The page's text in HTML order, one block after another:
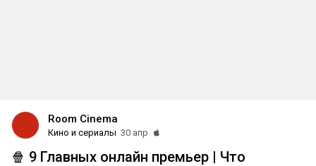
Room Cinema
Кино и сериалы 30 апр
🍿 9 Главных онлайн премьер | Что